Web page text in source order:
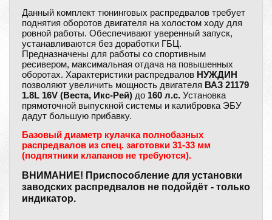
Данный комплект тюнинговых распредвалов требует
поднятия оборотов двигателя на холостом ходу для
ровной работы. Обеспечивают уверенный запуск,
устанавливаются без доработки ГБЦ.
Предназначены для работы со спортивным
ресивером, максимальная отдача на повышенных
оборотах. Характеристики распредвалов НУЖДИН
позволяют увеличить мощность двигателя ВАЗ 21179
1.8L 16V (Веста, Икс-Рей) до 160 л.с. Установка
прямоточной выпускной системы и калибровка ЭБУ
дадут большую прибавку.
Базовый диаметр кулачка полнобазных
распредвалов из спец. заготовки 31-33 мм
(подпятники клапанов не требуются).
ВНИМАНИЕ! Приспособление для установки
заводских распредвалов не подойдёт - только
индикатор.